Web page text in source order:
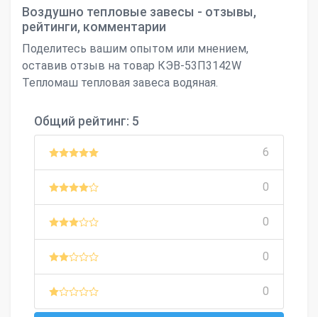
Воздушно тепловые завесы - отзывы,
рейтинги, комментарии
Поделитесь вашим опытом или мнением,
оставив отзыв на товар КЭВ-53П3142W
Тепломаш тепловая завеса водяная.
Общий рейтинг: 5
6
0
0
0
0